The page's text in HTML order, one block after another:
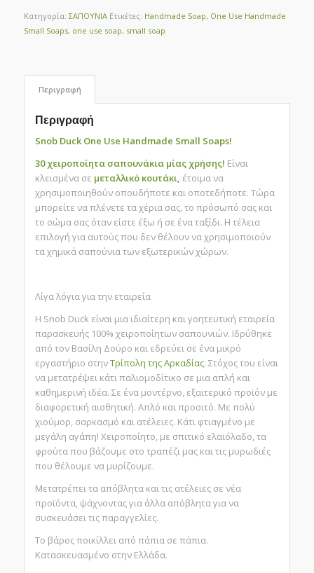
Κατηγορία: ΣΑΠΟΥΝΙΑ Ετικέτες: Handmade Soap, One Use Handmade
Small Soaps, one use soap, small soap
Περιγραφή
Περιγραφή
Snob Duck One Use Handmade Small Soaps!
30 χειροποίητα σαπουνάκια μίας χρήσης! Είναι
κλεισμένα σε μεταλλικό κουτάκι, έτοιμα να
χρησιμοποιηθούν οπουδήποτε και οποτεδήποτε. Τώρα
μπορείτε να πλένετε τα χέρια σας, το πρόσωπό σας και
το σώμα σας όταν είστε έξω ή σε ένα ταξίδι. Η τέλεια
επιλογή για αυτούς που δεν θέλουν να χρησιμοποιούν
τα χημικά σαπούνια των εξωτερικών χώρων.
Λίγα λόγια για την εταιρεία
Η Snob Duck είναι μια ιδιαίτερη και γοητευτική εταιρεία
παρασκευής 100% χειροποίητων σαπουνιών. Ιδρύθηκε
από τον Βασίλη Δούρο και εδρεύει σε ένα μικρό
εργαστήριο στηνΤρίπολη της Αρκαδίας. Στόχος του είναι
να μετατρέψει κάτι παλιομοδίτικο σε μια απλή και
καθημερινή ιδέα. Σε ένα μοντέρνο, εξαιτερικό προϊόν με
διαφορετική αισθητική. Απλό και προσιτό. Με πολύ
χιούμορ, σαρκασμό και ατέλειες. Κάτι φτιαγμένο με
μεγάλη αγάπη! Χειροποίητο, με σπιτικό ελαιόλαδο, τα
φρούτα που βάζουμε στο τραπέζι μας και τις μυρωδιές
που θέλουμε να μυρίζουμε.
Μετατρέπει τα απόβλητα και τις ατέλειες σε νέα
προϊόντα, ψάχνοντας για άλλα απόβλητα για να
συσκευάσει τις παραγγελίες.
Το βάρος ποικίλλει από πάπια σε πάπια.
Κατασκευασμένο στην Ελλάδα.